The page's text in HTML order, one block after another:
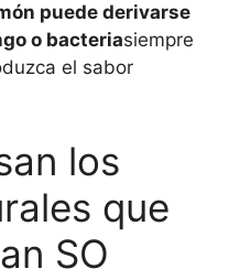
puede derivarse
o bacteriasiempre
el sabor
los
que
SO